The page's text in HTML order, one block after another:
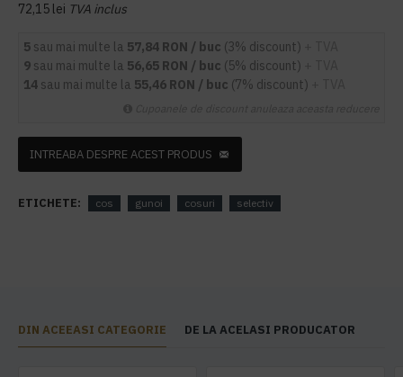
72,15 lei TVA inclus
5 sau mai multe la 57,84 RON / buc (3% discount)
9 sau mai multe la 56,65 RON / buc (5% discount)
14 sau mai multe la 55,46 RON / buc (7% discount)
INTREABA DESPRE ACEST PRODUS
ETICHETE: cos gunoi cosuri selectiv
DIN ACEEASI CATEGORIE DE LA ACELASI PRODUCATOR